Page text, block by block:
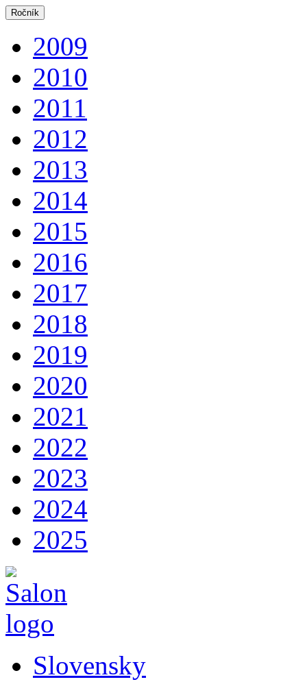
Ročník
2009
2010
2011
2012
2013
2014
2015
2016
2017
2018
2019
2020
2021
2022
2023
2024
2025
Slovensky